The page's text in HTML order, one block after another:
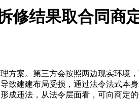
修结果取合同商
案。第三方会按照两边现实环境
致建建布局受损，通过法令法式
成违法，从法令层面看，可向商定